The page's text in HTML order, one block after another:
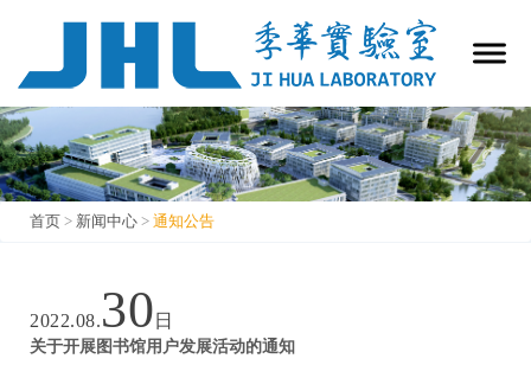
首页 > 新闻中心 > 通知公告
通知公告
2022.08.30 日
关于开展图书馆用户发展活动的通知